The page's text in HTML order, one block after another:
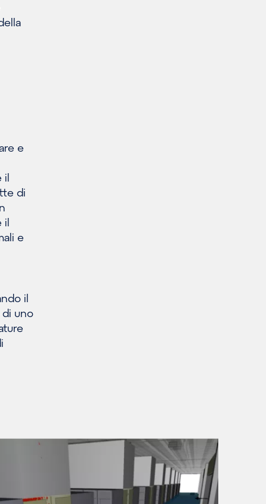
e
il
di
il
e
il
di uno